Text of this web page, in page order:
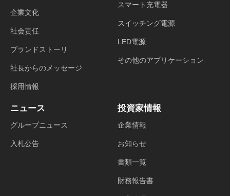
企業文化
社会责任
ブランドストーリ
社長からのメッセージ
採用情報
スマート充電器
スイッチング電源
LED電源
その他のアプリケーション
ニュース
グループニュース
入札公告
投資家情報
企業情報
お知らせ
書類一覧
財務報告書